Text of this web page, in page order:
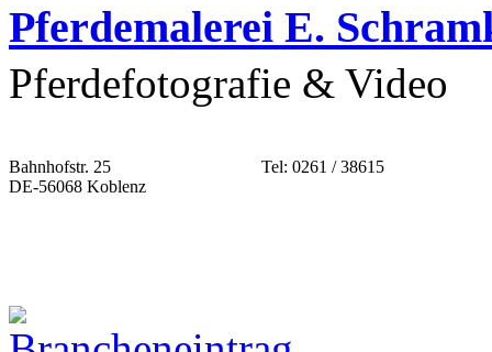
Pferdemalerei E.
Pferdefotografie & Video
Bahnhofstr. 25
DE-56068 Koblenz
Tel: 0261 / 38615